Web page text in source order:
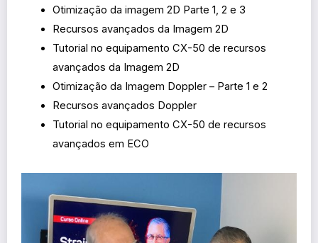
Otimização da imagem 2D Parte 1, 2 e 3
Recursos avançados da Imagem 2D
Tutorial no equipamento CX-50 de recursos
avançados da Imagem 2D
Otimização da Imagem Doppler – Parte 1 e 2
Recursos avançados Doppler
Tutorial no equipamento CX-50 de recursos
avançados em ECO